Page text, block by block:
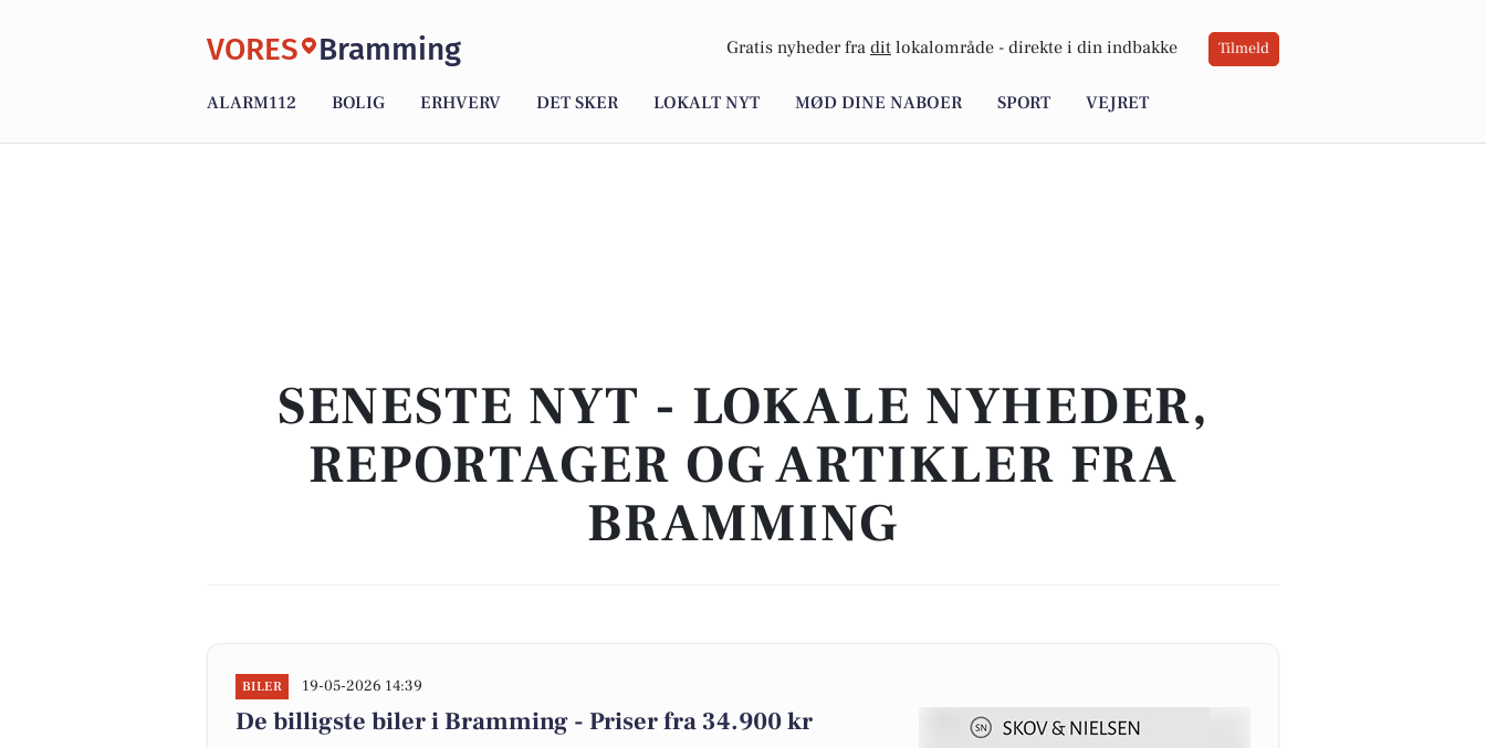
VORES Bramming Gratis nyheder fra dit lokalområde - direkte i din indbakke Tilmeld
ALARM112 BOLIG ERHVERV DET SKER LOKALT NYT MØD DINE NABOER SPORT VEJRET
SENESTE NYT - LOKALE NYHEDER,
REPORTAGER OG ARTIKLER FRA
BRAMMING
BILER 19-05-2026 14:39
De billigste biler i Bramming - Priser fra 34.900 kr